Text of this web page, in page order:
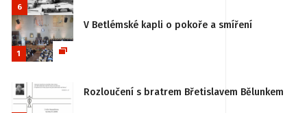
6
1
V Betlémské kapli o pokoře a smíření
Rozloučení s bratrem Břetislavem Bělunkem